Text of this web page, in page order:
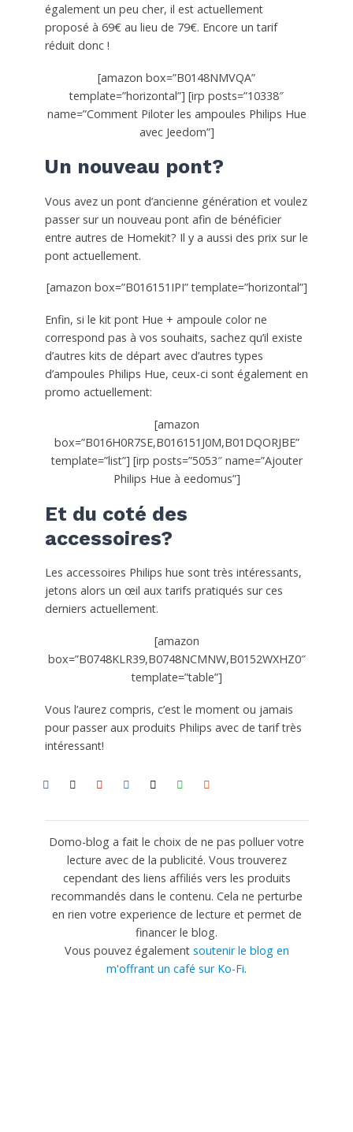
également un peu cher, il est actuellement
proposé à 69€ au lieu de 79€. Encore un tarif
réduit donc !
[amazon box=”B0148NMVQA”
template=”horizontal”] [irp posts=”10338″
name=”Comment Piloter les ampoules Philips Hue
avec Jeedom”]
Un nouveau pont?
Vous avez un pont d’ancienne génération et voulez
passer sur un nouveau pont afin de bénéficier
entre autres de Homekit? Il y a aussi des prix sur le
pont actuellement.
[amazon box=”B016151IPI” template=”horizontal”]
Enfin, si le kit pont Hue + ampoule color ne
correspond pas à vos souhaits, sachez qu’il existe
d’autres kits de départ avec d’autres types
d’ampoules Philips Hue, ceux-ci sont également en
promo actuellement:
[amazon
box=”B016H0R7SE,B016151J0M,B01DQORJBE”
template=”list”] [irp posts=”5053″ name=”Ajouter
Philips Hue à eedomus”]
Et du coté des
accessoires?
Les accessoires Philips hue sont très intéressants,
jetons alors un œil aux tarifs pratiqués sur ces
derniers actuellement.
[amazon
box=”B0748KLR39,B0748NCMNW,B0152WXHZ0″
template=”table”]
Vous l’aurez compris, c’est le moment ou jamais
pour passer aux produits Philips avec de tarif très
intéressant!
Domo-blog a fait le choix de ne pas polluer votre
lecture avec de la publicité. Vous trouverez
cependant des liens affiliés vers les produits
recommandés dans le contenu. Cela ne perturbe
en rien votre experience de lecture et permet de
financer le blog.
Vous pouvez également soutenir le blog en
m'offrant un café sur Ko-Fi.